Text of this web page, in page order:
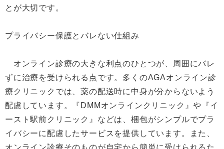
とが大切です。
プライバシー保護とバレない仕組み
オンライン診療の大きな利点のひとつが、周囲にバレ
ずに治療を受けられる点です。多くのAGAオンライン診
療クリニックでは、薬の配送時に中身が分からないよう
配慮しています。『DMMオンラインクリニック』や『イ
ースト駅前クリニック』などは、梱包がシンプルでプラ
イバシーに配慮したサービスを提供しています。また、
オンライン診療そのものが自宅から簡単に受けられるた